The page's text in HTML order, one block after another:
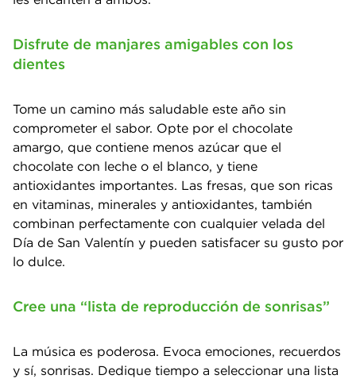
Disfrute de manjares amigables con los
dientes
Tome un camino más saludable este año sin
comprometer el sabor. Opte por el chocolate
amargo, que contiene menos azúcar que el
chocolate con leche o el blanco, y tiene
antioxidantes importantes. Las fresas, que son ricas
en vitaminas, minerales y antioxidantes, también
combinan perfectamente con cualquier velada del
Día de San Valentín y pueden satisfacer su gusto por
lo dulce.
Cree una “lista de reproducción de sonrisas”
La música es poderosa. Evoca emociones, recuerdos
y sí, sonrisas. Dedique tiempo a seleccionar una lista